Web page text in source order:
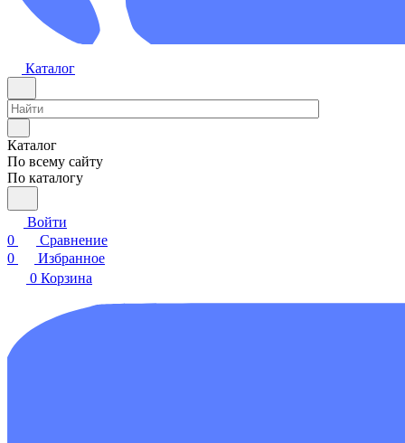
Каталог
Каталог
По всему сайту
По каталогу
Войти
0
Сравнение
0
Избранное
0 Корзина